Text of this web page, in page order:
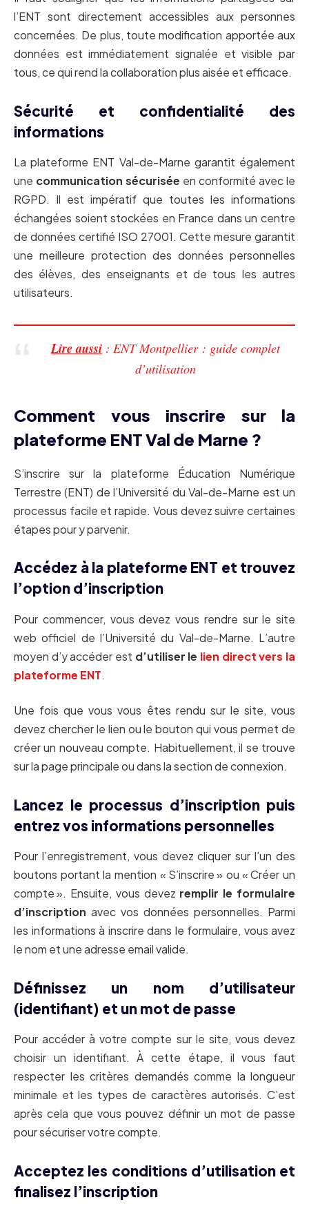
l’ENT sont directement accessibles aux personnes
concernées. De plus, toute modification apportée aux
données est immédiatement signalée et visible par
tous, ce qui rend la collaboration plus aisée et efficace.
Sécurité et confidentialité des
informations
La plateforme ENT Val-de-Marne garantit également
une communication sécurisée en conformité avec le
RGPD. Il est impératif que toutes les informations
échangées soient stockées en France dans un centre
de données certifié ISO 27001. Cette mesure garantit
une meilleure protection des données personnelles
des élèves, des enseignants et de tous les autres
utilisateurs.
Lire aussi : ENT Montpellier : guide complet
d’utilisation
Comment vous inscrire sur la
plateforme ENT Val de Marne ?
S’inscrire sur la plateforme Éducation Numérique
Terrestre (ENT) de l’Université du Val-de-Marne est un
processus facile et rapide. Vous devez suivre certaines
étapes pour y parvenir.
Accédez à la plateforme ENT et trouvez
l’option d’inscription
Pour commencer, vous devez vous rendre sur le site
web officiel de l’Université du Val-de-Marne. L’autre
moyen d’y accéder est d’utiliser le lien direct vers la
plateforme ENT.
Une fois que vous vous êtes rendu sur le site, vous
devez chercher le lien ou le bouton qui vous permet de
créer un nouveau compte. Habituellement, il se trouve
sur la page principale ou dans la section de connexion.
Lancez le processus d’inscription puis
entrez vos informations personnelles
Pour l’enregistrement, vous devez cliquer sur l’un des
boutons portant la mention « S’inscrire » ou « Créer un
compte ». Ensuite, vous devez remplir le formulaire
d’inscription avec vos données personnelles. Parmi
les informations à inscrire dans le formulaire, vous avez
le nom et une adresse email valide.
Définissez un nom d’utilisateur
(identifiant) et un mot de passe
Pour accéder à votre compte sur le site, vous devez
choisir un identifiant. À cette étape, il vous faut
respecter les critères demandés comme la longueur
minimale et les types de caractères autorisés. C’est
après cela que vous pouvez définir un mot de passe
pour sécuriser votre compte.
Acceptez les conditions d’utilisation et
finalisez l’inscription